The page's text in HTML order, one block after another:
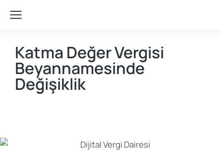
Katma Değer Vergisi
Beyannamesinde
Değişiklik
Teşvik Akademi